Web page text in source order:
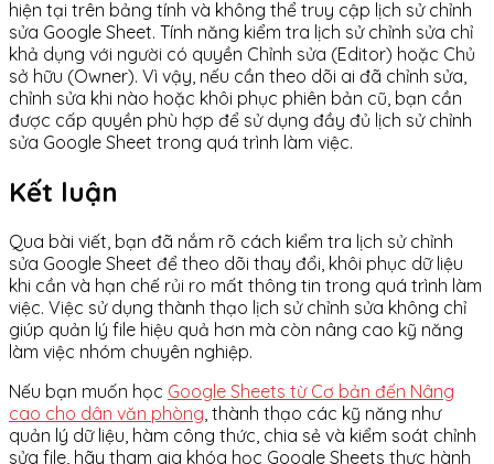
hiện tại trên bảng tính và không thể truy cập lịch sử chỉnh
sửa Google Sheet. Tính năng kiểm tra lịch sử chỉnh sửa chỉ
khả dụng với người có quyền Chỉnh sửa (Editor) hoặc Chủ
sở hữu (Owner). Vì vậy, nếu cần theo dõi ai đã chỉnh sửa,
chỉnh sửa khi nào hoặc khôi phục phiên bản cũ, bạn cần
được cấp quyền phù hợp để sử dụng đầy đủ lịch sử chỉnh
sửa Google Sheet trong quá trình làm việc.
Kết luận
Qua bài viết, bạn đã nắm rõ cách kiểm tra lịch sử chỉnh
sửa Google Sheet để theo dõi thay đổi, khôi phục dữ liệu
khi cần và hạn chế rủi ro mất thông tin trong quá trình làm
việc. Việc sử dụng thành thạo lịch sử chỉnh sửa không chỉ
giúp quản lý file hiệu quả hơn mà còn nâng cao kỹ năng
làm việc nhóm chuyên nghiệp.
Nếu bạn muốn học Google Sheets từ Cơ bản đến Nâng
cao cho dân văn phòng , thành thạo các kỹ năng như
quản lý dữ liệu, hàm công thức, chia sẻ và kiểm soát chỉnh
sửa file, hãy tham gia khóa học Google Sheets thực hành